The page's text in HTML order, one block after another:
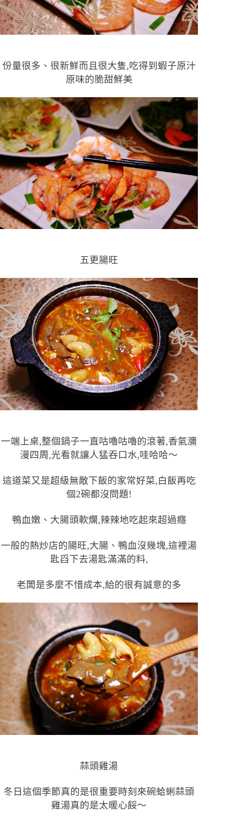
份量很多、很新鮮而且很大隻,吃得到蝦子原汁
原味的脆甜鮮美
五更腸旺
一端上桌,整個鍋子一直咕嚕咕嚕的滾著,香氣瀰
漫四周,光看就讓人猛吞口水,哇哈哈〜
這道菜又是超級無敵下飯的家常好菜,白飯再吃
個2碗都沒問題!
鴨血嫩、大腸頭軟爛,辣辣地吃起來超過癮
一般的熱炒店的腸旺,大腸、鴨血沒幾塊,這裡湯
匙舀下去湯匙滿滿的料,
老闆是多麼不惜成本,給的很有誠意的多
蒜頭雞湯
冬日這個季節真的是很重要時刻來碗蛤蜊蒜頭
雞湯真的是太暖心餒〜